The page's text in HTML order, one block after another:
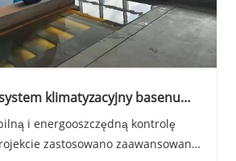
klimatyzacyjny basenu
Sky Infinity Pool
i energooszczędną kontrolę
zastosowano zaawansowaną